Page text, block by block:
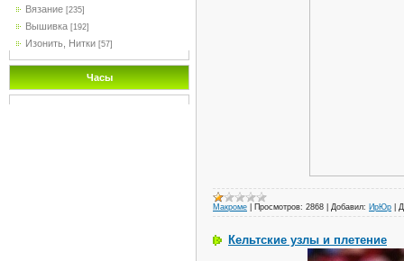
Вязание [235]
Вышивка [192]
Изонить, Нитки [57]
Часы
Макроме Просмотров: 2868 Добавил: ИрЮр
Кельтские узлы и плетение